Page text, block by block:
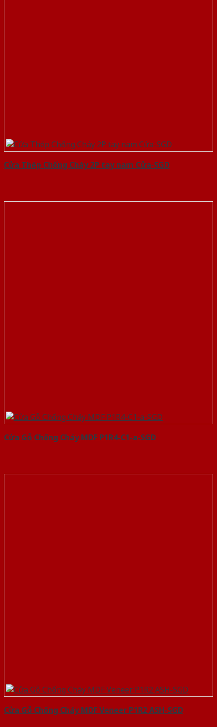
Cửa Thép Chống Cháy 2P tay nam Cửa-SGD
Cửa Gỗ Chống Cháy MDF P1R4-C1-a-SGD
Cửa Gỗ Chống Cháy MDF Veneer P1R2 ASH-SGD